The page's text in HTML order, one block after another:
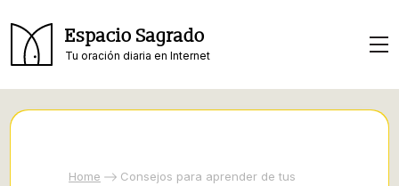
Espacio Sagrado
Tu oración diaria en Internet
Home
Consejos para aprender de tus